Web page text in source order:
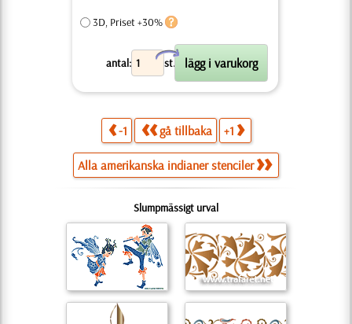
3D, Priset +30%
antal: st.
X
-1 gå tillbaka +1
Alla amerikanska indianer stenciler
Slumpmässigt urval